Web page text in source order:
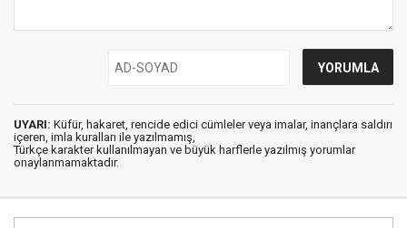
UYARI: Küfür, hakaret, rencide edici cümleler veya imalar, inançlara saldırı
içeren, imla kuralları ile yazılmamış,
Türkçe karakter kullanılmayan ve büyük harflerle yazılmış yorumlar
onaylanmamaktadır.